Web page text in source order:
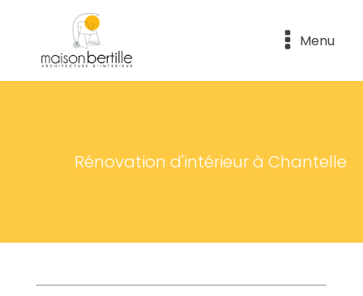
Menu
Rénovation d'intérieur à Chantelle